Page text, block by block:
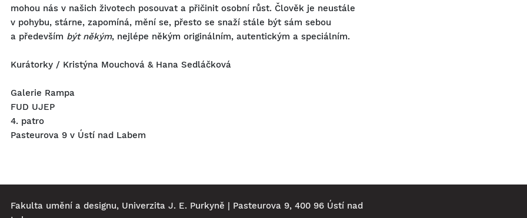
mohou nás v našich životech posouvat a přičinit osobní růst. Člověk je neustále
v pohybu, stárne, zapomíná, mění se, přesto se snaží stále být sám sebou
a především být někým, nejlépe někým originálním, autentickým a speciálním.
Kurátorky / Kristýna Mouchová & Hana Sedláčková
Galerie Rampa
FUD UJEP
4. patro
Pasteurova 9 v Ústí nad Labem
Fakulta umění a designu, Univerzita J. E. Purkyně | Pasteurova 9, 400 96 Ústí nad